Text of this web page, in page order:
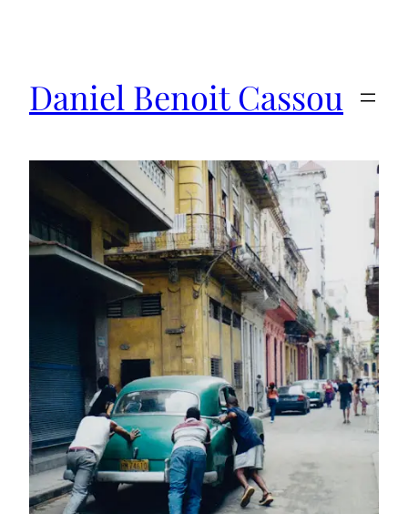
Daniel Benoit Cassou